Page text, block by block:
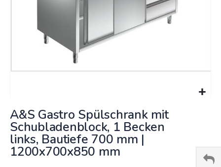
zum
Anfang
der
Bildergalerie
A&S Gastro Spülschrank mit
Schubladenblock, 1 Becken
links, Bautiefe 700 mm |
1200x700x850 mm